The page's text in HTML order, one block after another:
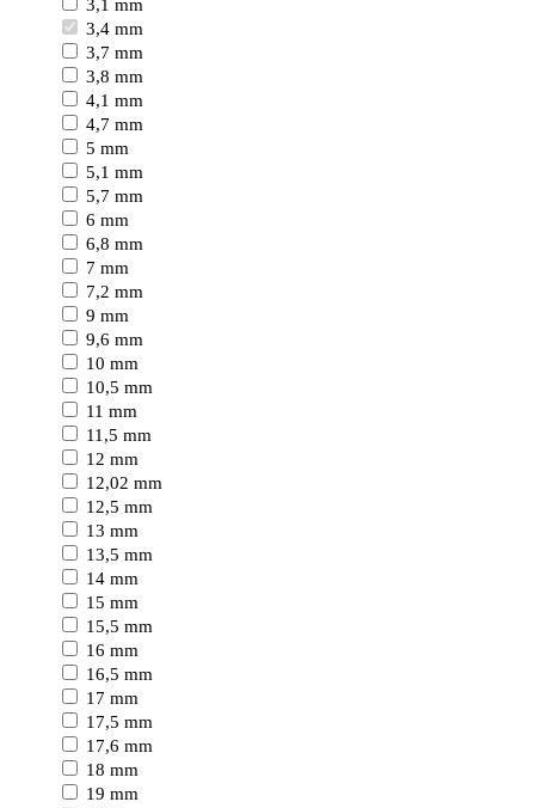
3,1 mm
3,4 mm
3,7 mm
3,8 mm
4,1 mm
4,7 mm
5 mm
5,1 mm
5,7 mm
6 mm
6,8 mm
7 mm
7,2 mm
9 mm
9,6 mm
10 mm
10,5 mm
11 mm
11,5 mm
12 mm
12,02 mm
12,5 mm
13 mm
13,5 mm
14 mm
15 mm
15,5 mm
16 mm
16,5 mm
17 mm
17,5 mm
17,6 mm
18 mm
19 mm